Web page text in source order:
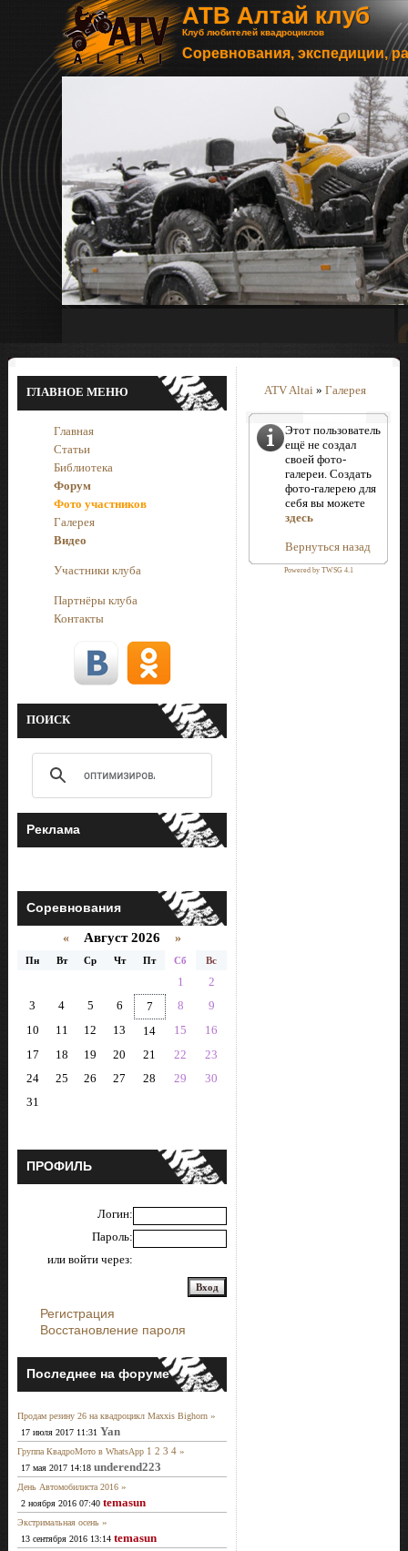
АТВ Алтай клуб
Клуб любителей квадроциклов
Соревнования, экспедиции,
ГЛАВНОЕ МЕНЮ
Главная
Статьи
Библиотека
Форум
Фото участников
Галерея
Видео
Участники клуба
Партнёры клуба
Контакты
ПОИСК
Реклама
Соревнования
« Август 2026 »
Пн Вт Ср Чт Пт Сб Вс
1
2
3
4 5 6 7 8
9
10
11 12 13 14 15
16
17
18 19 20 21 22
23
24
25 26 27 28 29
30
31
ПРОФИЛЬ
Логин:
Пароль:
или войти через:
Регистрация
Восстановление пароля
Последнее на форуме
Продам резину 26 на квадроцикл Maxxis Bighorn »
17 июля 2017 11:31 Yan
Группа КвадроМото в WhatsApp 1 2 3 4 »
17 мая 2017 14:18 underend223
День Автомобилиста 2016 »
2 ноября 2016 07:40 temasun
Экстримальная осень »
13 сентября 2016 13:14 temasun
ATV Altai » Галерея
Этот пользователь
ещё не создал
своей фото-
галереи. Создать
фото-галерею для
себя вы можете
здесь
Вернуться назад
Powered by TWSG 4.1